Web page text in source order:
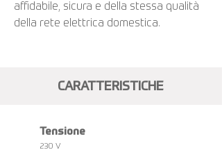
affidabile, sicura e della stessa qualità
della rete elettrica domestica.
CARATTERISTICHE
Tensione
230 V